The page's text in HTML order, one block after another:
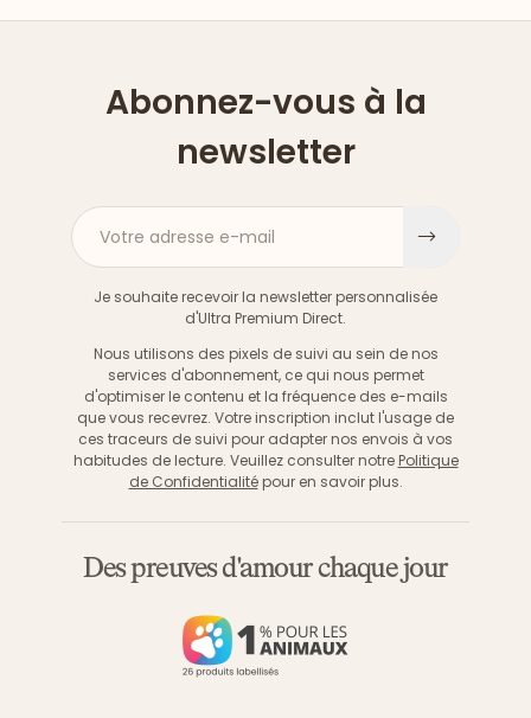
Abonnez-vous à la
newsletter
Votre adresse e-mail
Je souhaite recevoir la newsletter personnalisée
d'Ultra Premium Direct.
Nous utilisons des pixels de suivi au sein de nos
services d'abonnement, ce qui nous permet
d'optimiser le contenu et la fréquence des e-mails
que vous recevrez. Votre inscription inclut l'usage de
ces traceurs de suivi pour adapter nos envois à vos
habitudes de lecture. Veuillez consulter notre Politique
de Confidentialitépour en savoir plus.
Des preuves d'amour chaque jour